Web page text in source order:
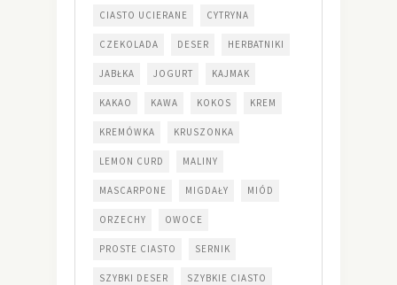
CIASTO UCIERANE CYTRYNA
CZEKOLADA DESER HERBATNIKI
JABŁKA JOGURT KAJMAK
KAKAO KAWA KOKOS KREM
KREMÓWKA KRUSZONKA
LEMON CURD MALINY
MASCARPONE MIGDAŁY MIÓD
ORZECHY OWOCE
PROSTE CIASTO SERNIK
SZYBKI DESER SZYBKIE CIASTO